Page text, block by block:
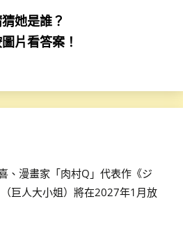
她是誰？
片看答案！
、漫畫家「肉村Q」代表作《ジ
巨人大小姐）將在2027年1月放